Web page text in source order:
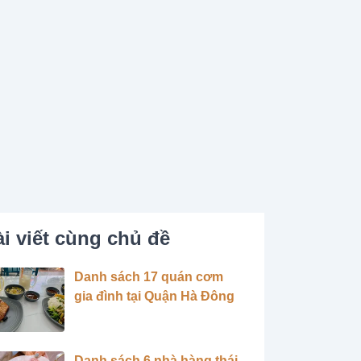
viết cùng chủ đề
Danh sách 17 quán cơm
gia đình tại Quận Hà Đông